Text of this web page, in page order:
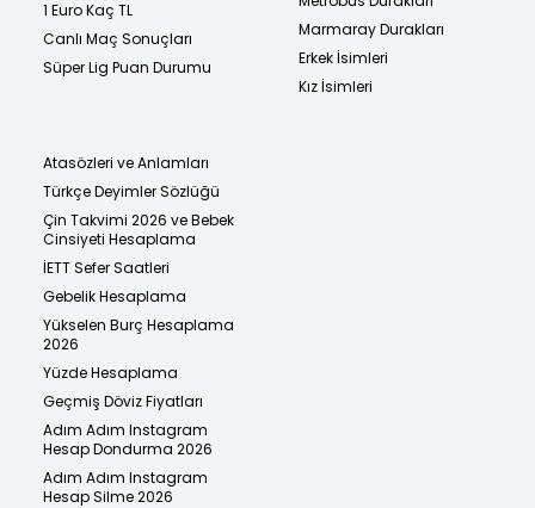
1 Euro Kaç TL
Canlı Maç Sonuçları
Süper Lig Puan Durumu
Marmaray Durakları
Erkek İsimleri
Kız İsimleri
Atasözleri ve Anlamları
Türkçe Deyimler Sözlüğü
Çin Takvimi 2026 ve Bebek
Cinsiyeti Hesaplama
İETT Sefer Saatleri
Gebelik Hesaplama
Yükselen Burç Hesaplama
2026
Yüzde Hesaplama
Geçmiş Döviz Fiyatları
Adım Adım Instagram
Hesap Dondurma 2026
Adım Adım Instagram
Hesap Silme 2026